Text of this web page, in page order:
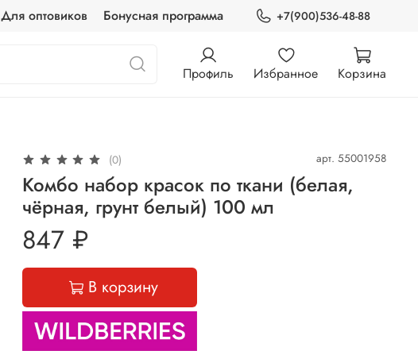
Для оптовиков Бонусная программа +7(900)536-48-88
Профиль Избранное Корзина
(0) арт. 55001958
Комбо набор красок по ткани (белая,
чёрная, грунт белый) 100 мл
847 ₽
В корзину